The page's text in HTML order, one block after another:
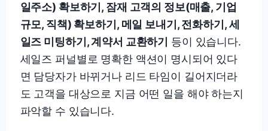
일주소) 확보하기, 잠재 고객의 정보(매출, 기업
규모, 직책) 확보하기, 메일 보내기, 전화하기, 세
일즈 미팅하기, 계약서 교환하기
등이 있습니다.
세일즈 퍼널별로 명확한 액션이 명시되어 있다
면 담당자가 바뀌거나 리드 타임이 길어지더라
도 고객을 대상으로 지금 어떤 일을 해야 하는지
파악할 수 있습니다.